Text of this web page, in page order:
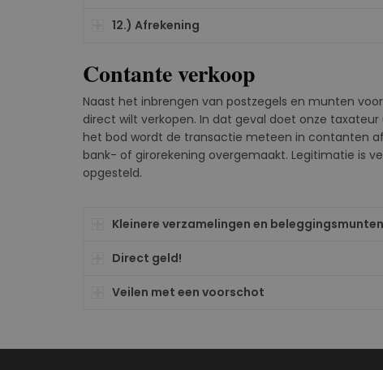
12.) Afrekening
Contante verkoop
Naast het inbrengen van postzegels en munten
direct wilt verkopen. In dat geval doet onze
het bod wordt de transactie meteen in contanten
bank- of girorekening overgemaakt. Legitimatie is
opgesteld.
Kleinere verzamelingen en beleggingsmunten
Direct geld!
Veilen met een voorschot